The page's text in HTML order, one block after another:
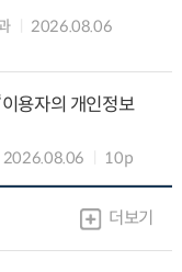
2026.08.06
용자의 개인정보
2026.08.06 10p
더보기